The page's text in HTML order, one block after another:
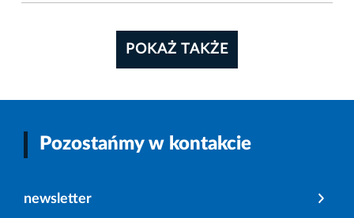
POKAŻ TAKŻE
Pozostańmy w kontakcie
newsletter